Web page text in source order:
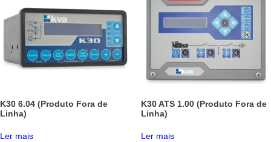
K30 6.04 (Produto Fora de
Linha)
Ler mais
K30 ATS 1.00 (Produto Fora de
Linha)
Ler mais